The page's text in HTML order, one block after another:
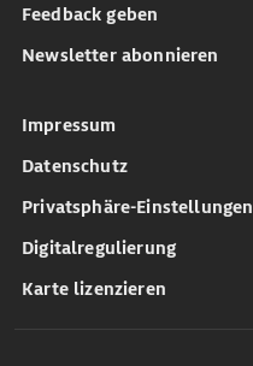
Feedback geben
Newsletter abonnieren
Impressum
Datenschutz
Privatsphäre-Einstellungen
Digitalregulierung
Karte lizenzieren